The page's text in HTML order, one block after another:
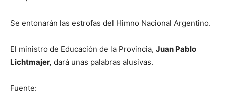
Se entonarán las estrofas del Himno Nacional Argentino.
El ministro de Educación de la Provincia, Juan Pablo
Lichtmajer, dará unas palabras alusivas.
Fuente: